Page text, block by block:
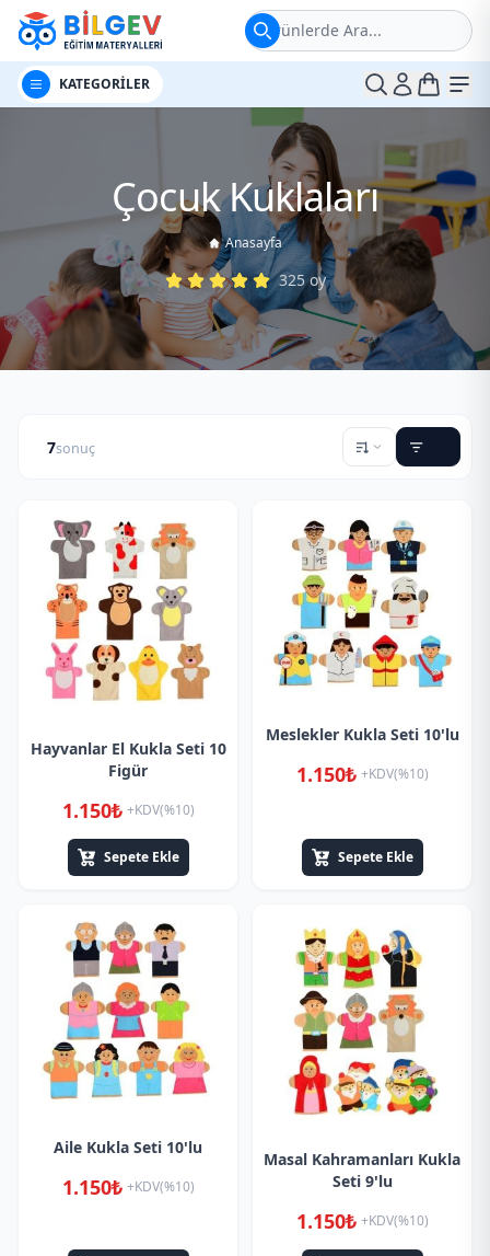
Ürünlerde Ara...
KATEGORİLER
Çocuk Kuklaları
Anasayfa
325 oy
7sonuç
Hayvanlar El Kukla Seti 10
Figür
1.150₺ +KDV(%10)
Sepete Ekle
Meslekler Kukla Seti 10'lu
1.150₺ +KDV(%10)
Sepete Ekle
Aile Kukla Seti 10'lu
1.150₺ +KDV(%10)
Masal Kahramanları Kukla
Seti 9'lu
1.150₺ +KDV(%10)